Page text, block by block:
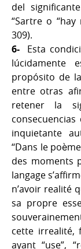
del
“Sartre o
309).
6-
Esta
lúcidamente
propósito de
entre otras
retener la
inquietante
‘‘Dans le
des moments
langage
n’avoir realité
sa propre
cette irrealité,
ayant “use”,